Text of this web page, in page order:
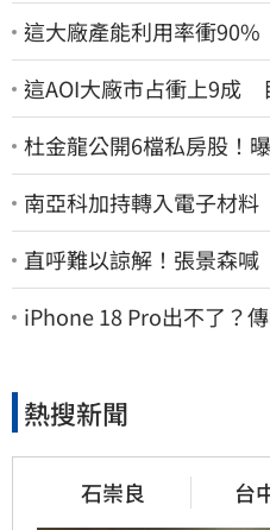
這大廠產能利用率衝
這AOI大廠市占衝上9成
杜金龍公開6檔私房股！
南亞科加持轉入電子材
直呼難以諒解！張景森喊
台」：受害者是捐款的大
iPhone 18 Pro出不了？傳
熱搜新聞
石崇良 台